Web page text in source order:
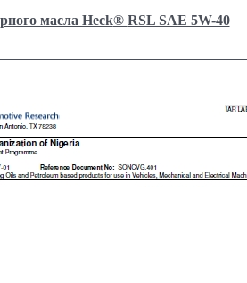
масла Heck® RSL SAE 5W-40